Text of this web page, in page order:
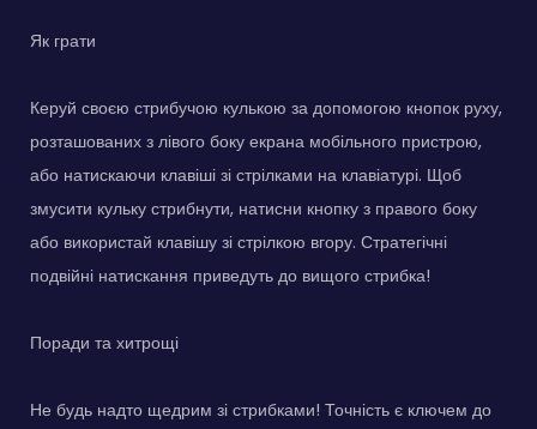
Як грати
Керуй своєю стрибучою кулькою за допомогою кнопок руху,
розташованих з лівого боку екрана мобільного пристрою,
або натискаючи клавіші зі стрілками на клавіатурі. Щоб
змусити кульку стрибнути, натисни кнопку з правого боку
або використай клавішу зі стрілкою вгору. Стратегічні
подвійні натискання приведуть до вищого стрибка!
Поради та хитрощі
Не будь надто щедрим зі стрибками! Точність є ключем до